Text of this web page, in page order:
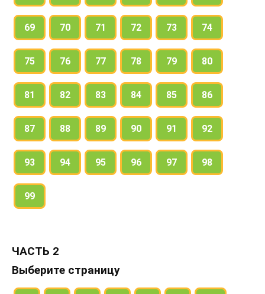
сначала с общим центром, а потом с разными
центрами.
9. Найди длину ломаной АОКС (рис. 2).
69 70 71 72 73 74
75 76 77 78 79 80
81 82 83 84 85 86
87 88 89 90 91 92
93 94 95 96 97 98
99
ЧАСТЬ 2
Выберите страницу